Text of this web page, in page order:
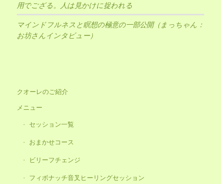
用でござる。人は見かけに捉われる
マインドフルネスと瞑想の極意の一部公開（まっちゃん：
お坊さんインタビュー）
クオーレのご紹介
メニュー
セッション一覧
おまかせコース
ビリーフチェンジ
フィボナッチ音叉ヒーリングセッション